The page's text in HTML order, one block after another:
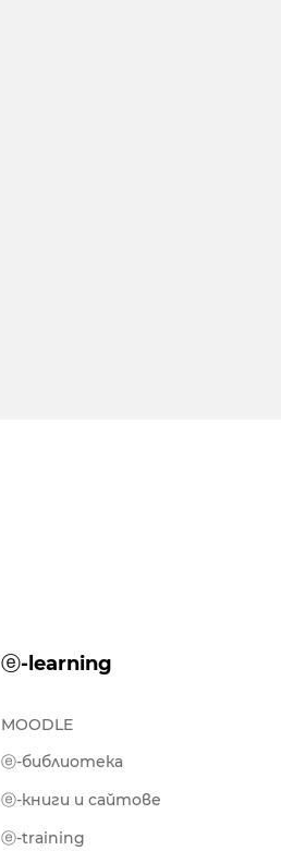
ⓔ-learning
MOODLE
ⓔ-библиотека
ⓔ-книги и сайтове
ⓔ-training